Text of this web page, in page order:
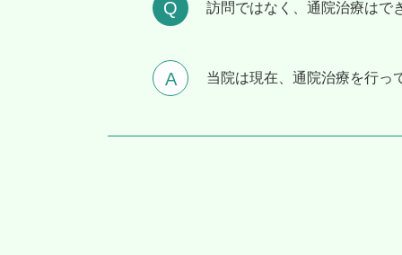
訪問ではなく、通院治療はで
当院は現在、通院治療を行っ